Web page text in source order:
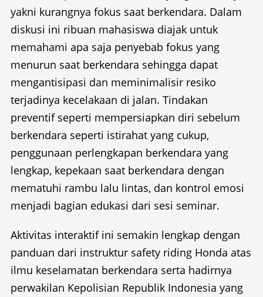
yakni kurangnya fokus saat berkendara. Dalam
diskusi ini ribuan mahasiswa diajak untuk
memahami apa saja penyebab fokus yang
menurun saat berkendara sehingga dapat
mengantisipasi dan meminimalisir resiko
terjadinya kecelakaan di jalan. Tindakan
preventif seperti mempersiapkan diri sebelum
berkendara seperti istirahat yang cukup,
penggunaan perlengkapan berkendara yang
lengkap, kepekaan saat berkendara dengan
mematuhi rambu lalu lintas, dan kontrol emosi
menjadi bagian edukasi dari sesi seminar.
Aktivitas interaktif ini semakin lengkap dengan
panduan dari instruktur safety riding Honda atas
ilmu keselamatan berkendara serta hadirnya
perwakilan Kepolisian Republik Indonesia yang